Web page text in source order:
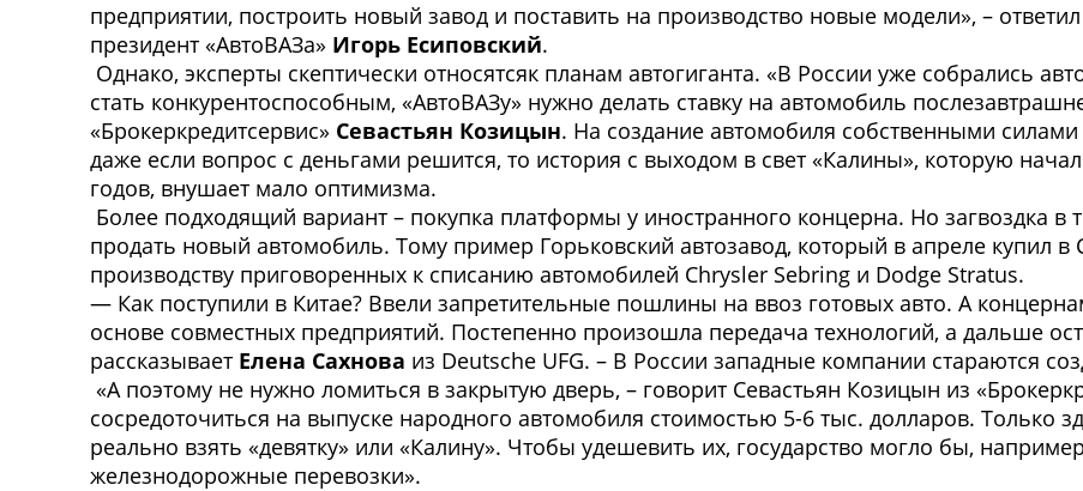
предприятии, построить новый завод и поставить на производство новые модели», –
президент «АвтоВАЗа» Игорь Есиповский.
Однако, эксперты скептически относятсяк планам автогиганта. «В России уже собрались
стать конкурентоспособным, «АвтоВАЗу» нужно делать ставку на автомобиль
«Брокеркредитсервис» Севастьян Козицын. На создание автомобиля собственными
даже если вопрос с деньгами решится, то история с выходом в свет «Калины», которую
годов, внушает мало оптимизма.
Более подходящий вариант – покупка платформы у иностранного концерна. Но загвоздка в
продать новый автомобиль. Тому пример Горьковский автозавод, который в апреле купил
производству приговоренных к списанию автомобилей Chrysler Sebring и Dodge Stratus.
— Как поступили в Китае? Ввели запретительные пошлины на ввоз готовых авто. А
основе совместных предприятий. Постепенно произошла передача технологий, а дальше
рассказывает Елена Сахнова из Deutsche UFG. – В России западные компании стараются
«А поэтому не нужно ломиться в закрытую дверь, – говорит Севастьян Козицын из
сосредоточиться на выпуске народного автомобиля стоимостью 5-6 тыс. долларов. Только
реально взять «девятку» или «Калину». Чтобы удешевить их, государство могло бы,
железнодорожные перевозки».